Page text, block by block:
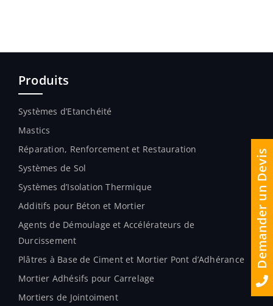
Produits
Systèmes d’Etanchéité
Mastics
Réparation, Renforcement et Restauration
Systèmes de Sol
Systèmes d’Isolation Thermique
Additifs pour Béton et Mortier
Agents de Démoulage et Accélérateurs de
Durcissement
Plâtres à Base de Ciment et Mortier Pont d’Adhérance
Mortier Adhésifs pour Carrelage
Mortiers de Jointoiment
Demander un Devis